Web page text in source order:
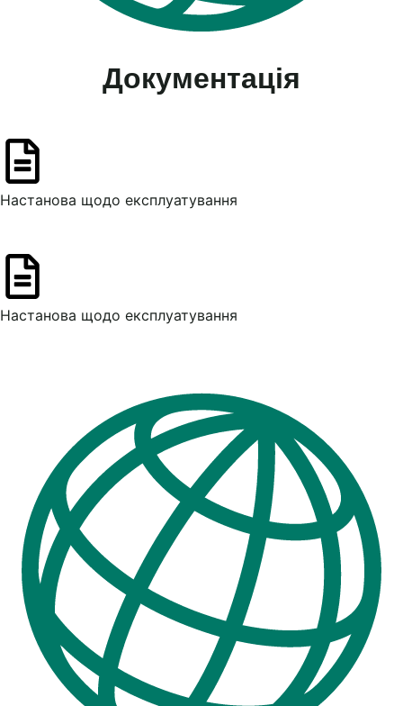
Документація
Настанова щодо експлуатування
Настанова щодо експлуатування